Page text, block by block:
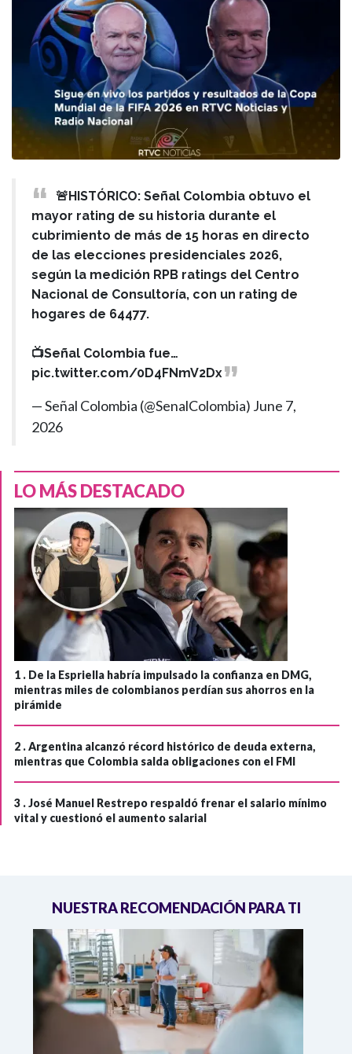
🚨HISTÓRICO: Señal Colombia obtuvo el
mayor rating de su historia durante el
cubrimiento de más de 15 horas en directo
de las elecciones presidenciales 2026,
según la medición RPB ratings del Centro
Nacional de Consultoría, con un rating de
hogares de 64477.
📺Señal Colombia fue…
pic.twitter.com/0D4FNmV2Dx
— Señal Colombia (@SenalColombia) June 7,
2026
LO MÁS DESTACADO
1 . De la Espriella habría impulsado la confianza en DMG,
mientras miles de colombianos perdían sus ahorros en la
pirámide
2 .Argentina alcanzó récord histórico de deuda externa,
mientras que Colombia salda obligaciones con el FMI
3 .José Manuel Restrepo respaldó frenar el salario mínimo
vital y cuestionó el aumento salarial
NUESTRA RECOMENDACIÓN PARA TI